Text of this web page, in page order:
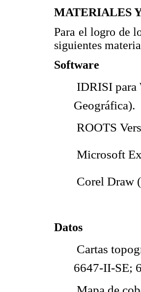
MATERIALES
Para el logro de
siguientes
Software
 IDRISI
Geográfica).
 ROOTS
 Microsoft
 Corel
Datos
 Cartas
6647-II-SE;